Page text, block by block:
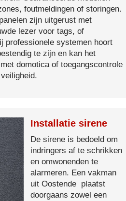
foutmeldingen of storingen.
zijn uitgerust met
lezer voor tags, of
professionele systemen hoort
te zijn en kan het
domotica of toegangscontrole
Installatie sirene
De sirene is bedoeld om
indringers af te schrikken
en omwonenden te
alarmeren. Een vakman
uit Oostende plaatst
doorgaans zowel een